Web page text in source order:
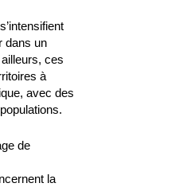
dans un
ces
à
avec des
de
la